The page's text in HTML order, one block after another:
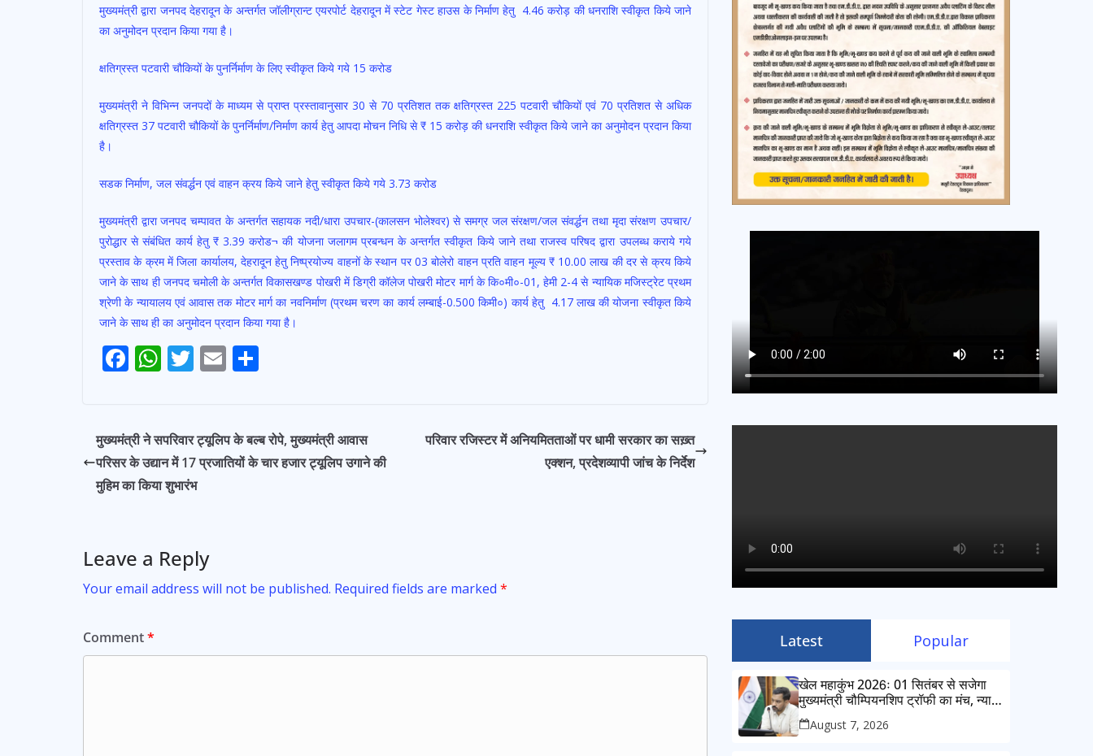
k p
मुख्यमंत्री द्वारा जनपद देहरादून के अन्तर्गत जॉलीग्रान्ट एयरपोर्ट देहरादून में स्टेट गेस्ट हाउस के निर्माण हेतु 4.46 करोड़ की धनराशि स्वीकृत किये जाने
का अनुमोदन प्रदान किया गया है।
क्षतिग्रस्त पटवारी चौकियों के पुनर्निर्माण के लिए स्वीकृत किये गये 15 करोड
मुख्यमंत्री ने विभिन्न जनपदों के माध्यम से प्राप्त प्रस्तावानुसार 30 से 70 प्रतिशत तक क्षतिग्रस्त 225 पटवारी चौकियों एवं 70 प्रतिशत से अधिक
क्षतिग्रस्त 37 पटवारी चौकियों के पुनर्निर्माण/निर्माण कार्य हेतु आपदा मोचन निधि से ₹ 15 करोड़ की धनराशि स्वीकृत किये जाने का अनुमोदन प्रदान किया
है।
सडक निर्माण, जल संवर्द्धन एवं वाहन क्रय किये जाने हेतु स्वीकृत किये गये 3.73 करोड
मुख्यमंत्री द्वारा जनपद चम्पावत के अन्तर्गत सहायक नदी/धारा उपचार-(कालसन भोलेश्वर) से समग्र जल संरक्षण/जल संवर्द्धन तथा मृदा संरक्षण उपचार/
पुरोद्धार से संबंधित कार्य हेतु ₹ 3.39 करोड¬ की योजना जलागम प्रबन्धन के अन्तर्गत स्वीकृत किये जाने तथा राजस्व परिषद द्वारा उपलब्ध कराये गये
प्रस्ताव के क्रम में जिला कार्यालय, देहरादून हेतु निष्प्रयोज्य वाहनों के स्थान पर 03 बोलेरो वाहन प्रति वाहन मूल्य ₹ 10.00 लाख की दर से क्रय किये
जाने के साथ ही जनपद चमोली के अन्तर्गत विकासखण्ड पोखरी में डिग्री कॉलेज पोखरी मोटर मार्ग के कि०मी०-01, हेमी 2-4 से न्यायिक मजिस्ट्रेट प्रथम
श्रेणी के न्यायालय एवं आवास तक मोटर मार्ग का नवनिर्माण (प्रथम चरण का कार्य लम्बाई-0.500 किमी०) कार्य हेतु 4.17 लाख की योजना स्वीकृत किये
जाने के साथ ही का अनुमोदन प्रदान किया गया है।
Post
navigation
F
b
o
o
W
s
A
p
T
er
E
l e
मुख्यमंत्री ने सपरिवार ट्यूलिप के बल्ब रोपे, मुख्यमंत्री आवास
परिसर के उद्यान में 17 प्रजातियों के चार हजार ट्यूलिप उगाने की
मुहिम का किया शुभारंभ
परिवार रजिस्टर में अनियमितताओं पर धामी सरकार का सख़्त
एक्शन, प्रदेशव्यापी जांच के निर्देश
Leave a Reply
Your email address will not be published. Required fields are marked *
Comment* Latest Popular
खेल महाकुंभ 2026ः 01 सितंबर से सजेगा
मुख्यमंत्री चौम्पियनशिप ट्रॉफी का मंच, न्याय
पंचायत से राज्य स्तर तक होगा प्रतिभा का
प्रदर्शन
August 7, 2026